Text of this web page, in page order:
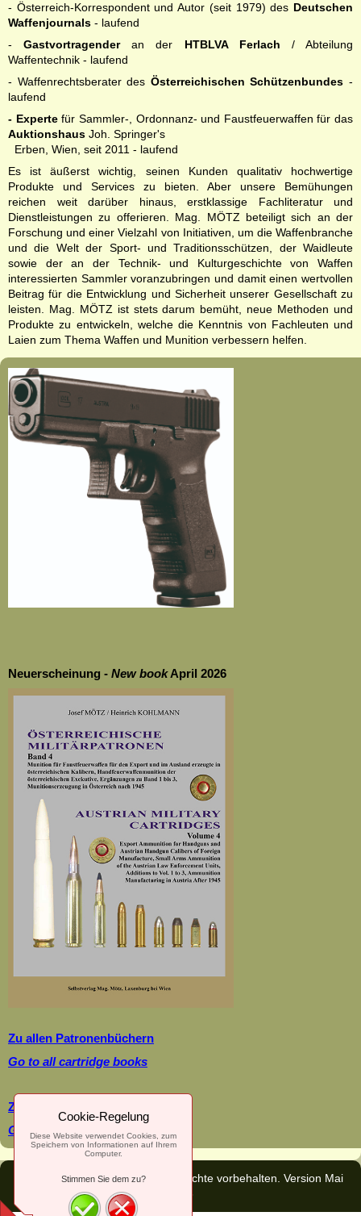
- Österreich-Korrespondent und Autor (seit 1979) des Deutschen
Waffenjournals - laufend
-Gastvortragenderan der HTBLVA Ferlach / Abteilung
Waffentechnik - laufend
- Waffenrechtsberater des Österreichischen Schützenbundes-
laufend
- Expertefür Sammler-, Ordonnanz- und Faustfeuerwaffen für das
Auktionshaus Joh. Springer's
Erben, Wien, seit 2011 - laufend
Es ist äußerst wichtig, seinen Kunden qualitativ hochwertige
Produkte und Services zu bieten. Aber unsere Bemühungen
reichen weit darüber hinaus, erstklassige Fachliteratur und
Dienstleistungen zu offerieren. Mag. MÖTZ beteiligt sich an der
Forschung und einer Vielzahl von Initiativen, um die Waffenbranche
und die Welt der Sport- und Traditionsschützen, der Waidleute
sowie der an der Technik- und Kulturgeschichte von Waffen
interessierten Sammler voranzubringen und damit einen wertvollen
Beitrag für die Entwicklung und Sicherheit unserer Gesellschaft zu
leisten. Mag. MÖTZ ist stets darum bemüht, neue Methoden und
Produkte zu entwickeln, welche die Kenntnis von Fachleuten und
Laien zum Thema Waffen und Munition verbessern helfen.
Neuerscheinung - New bookApril 2026
Zu allen Patronenbüchern
Go to all cartridge books
Zu allen Pistolenbüchern
Go to all pistole books
© 2017 - Mag. Josef Mötz. Alle Rechte vorbehalten. Version Mai
2026
Cookie-Regelung
Diese Website verwendet Cookies, zum
Speichern von Informationen auf Ihrem
Computer.
Stimmen Sie dem zu?